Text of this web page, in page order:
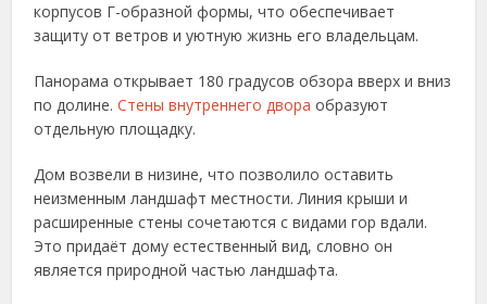
корпусов Г-образной формы, что обеспечивает
защиту от ветров и уютную жизнь его владельцам.
Панорама открывает 180 градусов обзора вверх и вниз
по долине.Стены внутреннего двора образуют
отдельную площадку.
Дом возвели в низине, что позволило оставить
неизменным ландшафт местности. Линия крыши и
расширенные стены сочетаются с видами гор вдали.
Это придаёт дому естественный вид, словно он
является природной частью ландшафта.